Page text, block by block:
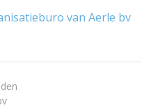
van Aerle bv